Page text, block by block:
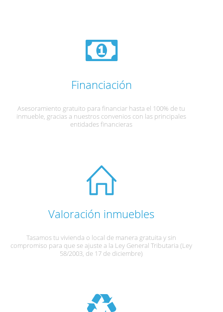
Financiación
Asesoramiento gratuito para financiar hasta el 100% de tu
inmueble, gracias a nuestros convenios con las principales
entidades financieras
Valoración inmuebles
Tasamos tu vivienda o local de manera gratuita y sin
compromiso para que se ajuste a la Ley General Tributaria (Ley
58/2003, de 17 de diciembre)